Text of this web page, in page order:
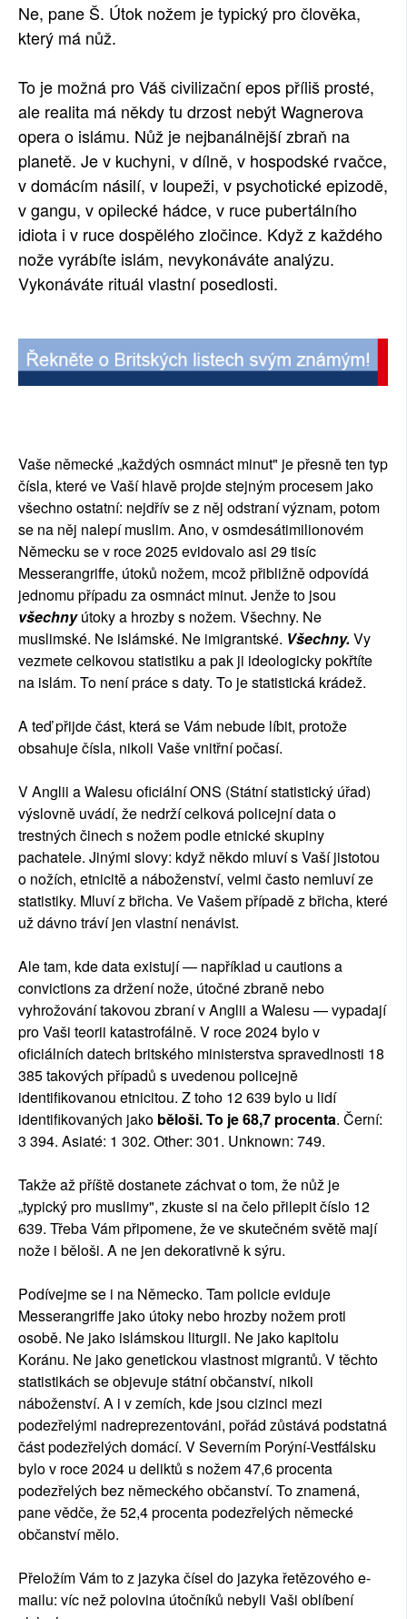
Ne, pane Š. Útok nožem je typický pro člověka,
který má nůž.
To je možná pro Váš civilizační epos příliš prosté,
ale realita má někdy tu drzost nebýt Wagnerova
opera o islámu. Nůž je nejbanálnější zbraň na
planetě. Je v kuchyni, v dílně, v hospodské rvačce,
v domácím násilí, v loupeži, v psychotické epizodě,
v gangu, v opilecké hádce, v ruce pubertálního
idiota i v ruce dospělého zločince. Když z každého
nože vyrábíte islám, nevykonáváte analýzu.
Vykonáváte rituál vlastní posedlosti.
Vaše německé „každých osmnáct minut" je přesně ten typ
čísla, které ve Vaší hlavě projde stejným procesem jako
všechno ostatní: nejdřív se z něj odstraní význam, potom
se na něj nalepí muslim. Ano, v osmdesátimilionovém
Německu se v roce 2025 evidovalo asi 29 tisíc
Messerangriffe, útoků nožem, mcož přibližně odpovídá
jednomu případu za osmnáct minut. Jenže to jsou
všechnyútoky a hrozby s nožem. Všechny. Ne
muslimské. Ne islámské. Ne imigrantské. Všechny.Vy
vezmete celkovou statistiku a pak ji ideologicky pokřtíte
na islám. To není práce s daty. To je statistická krádež.
A teď přijde část, která se Vám nebude líbit, protože
obsahuje čísla, nikoli Vaše vnitřní počasí.
V Anglii a Walesu oficiální ONS (Státní statistický úřad)
výslovně uvádí, že nedrží celková policejní data o
trestných činech s nožem podle etnické skupiny
pachatele. Jinými slovy: když někdo mluví s Vaší jistotou
o nožích, etnicitě a náboženství, velmi často nemluví ze
statistiky. Mluví z břicha. Ve Vašem případě z břicha, které
už dávno tráví jen vlastní nenávist.
Ale tam, kde data existují — například u cautions a
convictions za držení nože, útočné zbraně nebo
vyhrožování takovou zbraní v Anglii a Walesu — vypadají
pro Vaši teorii katastrofálně. V roce 2024 bylo v
oficiálních datech britského ministerstva spravedlnosti 18
385 takových případů s uvedenou policejně
identifikovanou etnicitou. Z toho 12 639 bylo u lidí
identifikovaných jako běloši. To je 68,7 procenta. Černí:
3 394. Asiaté: 1 302. Other: 301. Unknown: 749.
Takže až příště dostanete záchvat o tom, že nůž je
„typický pro muslimy", zkuste si na čelo přilepit číslo 12
639. Třeba Vám připomene, že ve skutečném světě mají
nože i běloši. A ne jen dekorativně k sýru.
Podívejme se i na Německo. Tam policie eviduje
Messerangriffe jako útoky nebo hrozby nožem proti
osobě. Ne jako islámskou liturgii. Ne jako kapitolu
Koránu. Ne jako genetickou vlastnost migrantů. V těchto
statistikách se objevuje státní občanství, nikoli
náboženství. A i v zemích, kde jsou cizinci mezi
podezřelými nadreprezentováni, pořád zůstává podstatná
část podezřelých domácí. V Severním Porýní-Vestfálsku
bylo v roce 2024 u deliktů s nožem 47,6 procenta
podezřelých bez německého občanství. To znamená,
pane vědče, že 52,4 procenta podezřelých německé
občanství mělo.
Přeložím Vám to z jazyka čísel do jazyka řetězového e-
mailu: víc než polovina útočníků nebyli Vaši oblíbení